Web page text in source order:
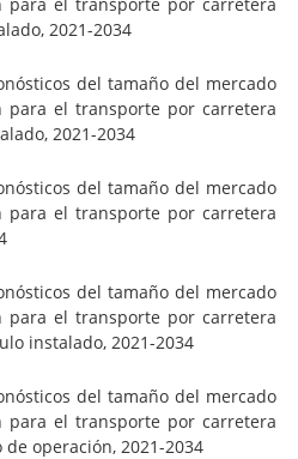
2021-2034
del tamaño del mercado
para el transporte por carretera
2021-2034
del tamaño del mercado
para el transporte por carretera
del tamaño del mercado
para el transporte por carretera
instalado, 2021-2034
del tamaño del mercado
para el transporte por carretera
operación, 2021-2034